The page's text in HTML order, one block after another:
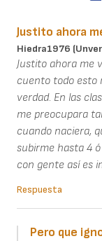
Justito ahora
Hiedra1976
Justito ahora me
cuento todo esto
verdad. En las
me preocupara
cuando naciera,
subirme hasta 4
con gente así es
Respuesta
Pero que